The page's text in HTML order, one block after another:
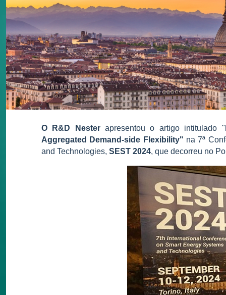
O R&D Nesterapresentou o artigo intitulado "
Aggregated Demand-side Flexibility" na 7ª
and Technologies, SEST 2024, que decorreu no